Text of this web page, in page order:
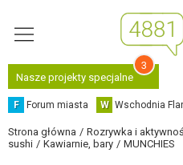
Nasze projekty specjalne
3
F Forum miasta W Wschodnia
Strona główna Rozrywka i
sushi
Kawiarnie, bary MUNCHIES